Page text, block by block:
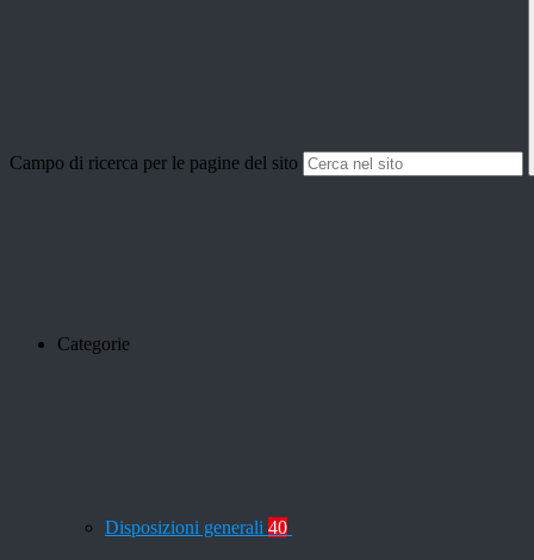
Campo di ricerca per le pagine del sito
Categorie
Disposizioni generali 40